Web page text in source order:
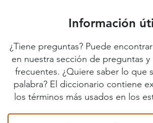
Información
¿Tiene preguntas? Puede
en nuestra sección de preguntas y
frecuentes. ¿Quiere saber lo que
palabra? El diccionario contiene
los términos más usados en los